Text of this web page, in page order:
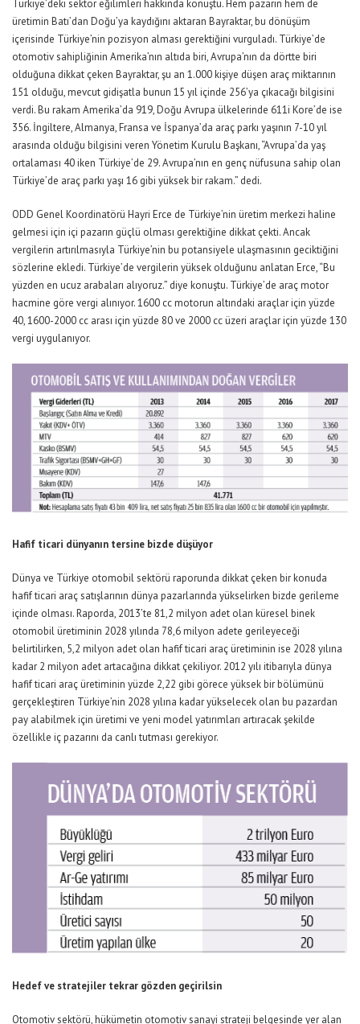
Türkiye’deki sektör eğilimleri hakkında konuştu. Hem pazarın hem de
üretimin Batı’dan Doğu’ya kaydığını aktaran Bayraktar, bu dönüşüm
içerisinde Türkiye’nin pozisyon alması gerektiğini vurguladı. Türkiye’de
otomotiv sahipliğinin Amerika’nın altıda biri, Avrupa’nın da dörtte biri
olduğuna dikkat çeken Bayraktar, şu an 1.000 kişiye düşen araç miktarının
151 olduğu, mevcut gidişatla bunun 15 yıl içinde 256’ya çıkacağı bilgisini
verdi. Bu rakam Amerika’da 919, Doğu Avrupa ülkelerinde 611i Kore’de ise
356. İngiltere, Almanya, Fransa ve İspanya’da araç parkı yaşının 7-10 yıl
arasında olduğu bilgisini veren Yönetim Kurulu Başkanı, “Avrupa’da yaş
ortalaması 40 iken Türkiye’de 29. Avrupa’nın en genç nüfusuna sahip olan
Türkiye’de araç parkı yaşı 16 gibi yüksek bir rakam.” dedi.
ODD Genel Koordinatörü Hayri Erce de Türkiye’nin üretim merkezi haline
gelmesi için içi pazarın güçlü olması gerektiğine dikkat çekti. Ancak
vergilerin artırılmasıyla Türkiye’nin bu potansiyele ulaşmasının geciktiğini
sözlerine ekledi. Türkiye’de vergilerin yüksek olduğunu anlatan Erce, “Bu
yüzden en ucuz arabaları alıyoruz.” diye konuştu. Türkiye’de araç motor
hacmine göre vergi alınıyor. 1600 cc motorun altındaki araçlar için yüzde
40, 1600-2000 cc arası için yüzde 80 ve 2000 cc üzeri araçlar için yüzde 130
vergi uygulanıyor.
Hafif ticari dünyanın tersine bizde düşüyor
Dünya ve Türkiye otomobil sektörü raporunda dikkat çeken bir konuda
hafif ticari araç satışlarının dünya pazarlarında yükselirken bizde gerileme
içinde olması. Raporda, 2013’te 81,2 milyon adet olan küresel binek
otomobil üretiminin 2028 yılında 78,6 milyon adete gerileyeceği
belirtilirken, 5,2 milyon adet olan hafif ticari araç üretiminin ise 2028 yılına
kadar 2 milyon adet artacağına dikkat çekiliyor. 2012 yılı itibarıyla dünya
hafif ticari araç üretiminin yüzde 2,22 gibi görece yüksek bir bölümünü
gerçekleştiren Türkiye’nin 2028 yılına kadar yükselecek olan bu pazardan
pay alabilmek için üretimi ve yeni model yatırımları artıracak şekilde
özellikle iç pazarını da canlı tutması gerekiyor.
Hedef ve stratejiler tekrar gözden geçirilsin
Otomotiv sektörü, hükümetin otomotiv sanayi strateji belgesinde yer alan